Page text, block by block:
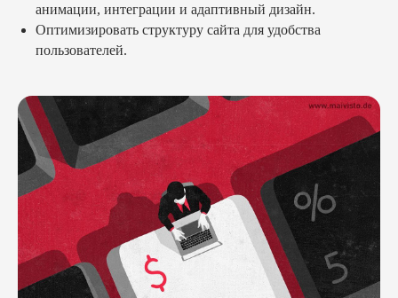
анимации, интеграции и адаптивный дизайн.
Оптимизировать структуру сайта для удобства
пользователей.